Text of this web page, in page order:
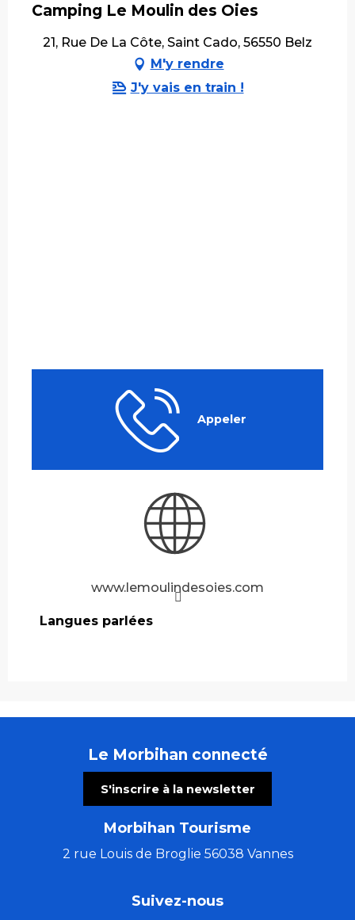
Camping Le Moulin des Oies
21, Rue De La Côte, Saint Cado, 56550 Belz
M'y rendre
J'y vais en train !
Appeler
www.lemoulindesoies.com
Langues parlées
Langues parlées
Le Morbihan connecté
S'inscrire à la newsletter
Morbihan Tourisme
2 rue Louis de Broglie 56038 Vannes
Suivez-nous